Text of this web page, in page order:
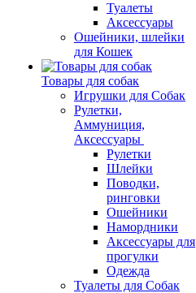
Туалеты
Аксессуары
Ошейники, шлейки
для Кошек
Товары для собак
Игрушки для Собак
Рулетки,
Аммуниция,
Аксессуары
Рулетки
Шлейки
Поводки,
ринговки
Ошейники
Намордники
Аксессуары для
прогулки
Одежда
Туалеты для Собак